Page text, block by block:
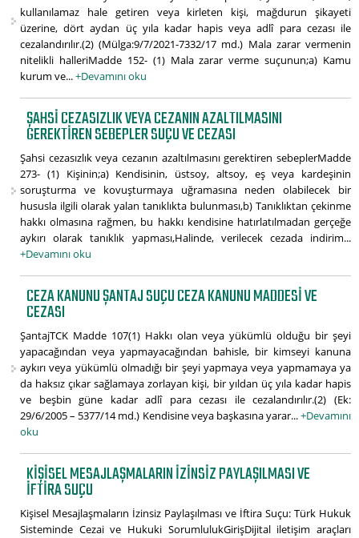
kullanılamaz hale getiren veya kirleten kişi, mağdurun şikayeti
üzerine, dört aydan üç yıla kadar hapis veya adlî para cezası ile
cezalandırılır.(2) (Mülga:9/7/2021-7332/17 md.) Mala zarar vermenin
nitelikli halleriMadde 152- (1) Mala zarar verme suçunun;a) Kamu
kurum ve...+Devamını oku
ŞAHSI CEZASIZLIK VEYA CEZANIN AZALTILMASINI
GEREKTIREN SEBEPLER SUÇU VE CEZASI
Şahsi cezasızlık veya cezanın azaltılmasını gerektiren sebeplerMadde
273- (1) Kişinin;a) Kendisinin, üstsoy, altsoy, eş veya kardeşinin
soruşturma ve kovuşturmaya uğramasına neden olabilecek bir
hususla ilgili olarak yalan tanıklıkta bulunması,b) Tanıklıktan çekinme
hakkı olmasına rağmen, bu hakkı kendisine hatırlatılmadan gerçeğe
aykırı olarak tanıklık yapması,Halinde, verilecek cezada indirim...
+Devamını oku
CEZA KANUNU ŞANTAJ SUÇU CEZA KANUNU MADDESI VE
CEZASI
ŞantajTCK Madde 107(1) Hakkı olan veya yükümlü olduğu bir şeyi
yapacağından veya yapmayacağından bahisle, bir kimseyi kanuna
aykırı veya yükümlü olmadığı bir şeyi yapmaya veya yapmamaya ya
da haksız çıkar sağlamaya zorlayan kişi, bir yıldan üç yıla kadar hapis
ve beşbin güne kadar adlî para cezası ile cezalandırılır.(2) (Ek:
29/6/2005 – 5377/14 md.) Kendisine veya başkasına yarar...+Devamını
oku
KIŞISEL MESAJLAŞMALARIN İZINSIZ PAYLAŞILMASI VE
İFTIRA SUÇU
Kişisel Mesajlaşmaların İzinsiz Paylaşılması ve İftira Suçu: Türk Hukuk
Sisteminde Cezai ve Hukuki SorumlulukGirişDijital iletişim araçları